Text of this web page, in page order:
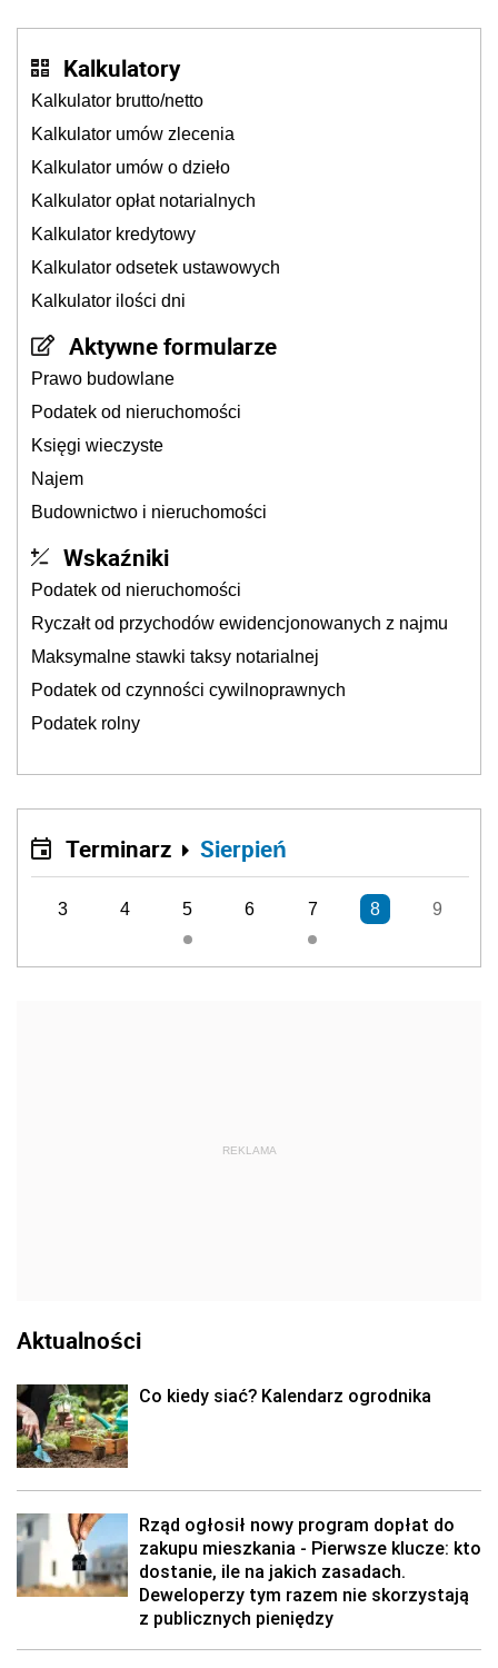
Kalkulatory
Kalkulator brutto/netto
Kalkulator umów zlecenia
Kalkulator umów o dzieło
Kalkulator opłat notarialnych
Kalkulator kredytowy
Kalkulator odsetek ustawowych
Kalkulator ilości dni
Aktywne formularze
Prawo budowlane
Podatek od nieruchomości
Księgi wieczyste
Najem
Budownictwo i nieruchomości
Wskaźniki
Podatek od nieruchomości
Ryczałt od przychodów ewidencjonowanych z najmu
Maksymalne stawki taksy notarialnej
Podatek od czynności cywilnoprawnych
Podatek rolny
Terminarz Sierpień
3 4 5 6 7 8 9
REKLAMA
Aktualności
Co kiedy siać? Kalendarz ogrodnika
Rząd ogłosił nowy program dopłat do
zakupu mieszkania - Pierwsze klucze: kto
dostanie, ile na jakich zasadach.
Deweloperzy tym razem nie skorzystają
z publicznych pieniędzy